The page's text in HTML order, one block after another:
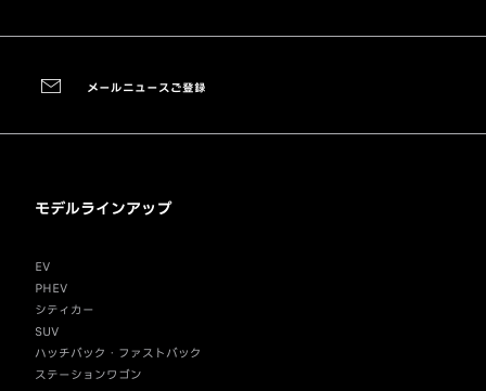
メールニュースご登録
モデルラインアップ
EV
PHEV
シティカー
SUV
ハッチバック・ファストバック
ステーションワゴン